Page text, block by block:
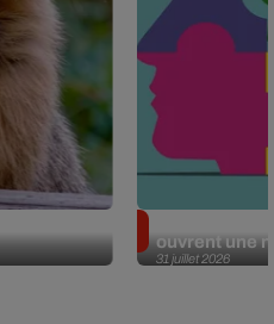
31 juillet 2026
ouvrent une